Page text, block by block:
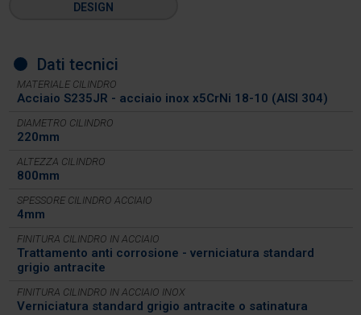
DESIGN
Dati tecnici
MATERIALE CILINDRO
Acciaio S235JR - acciaio inox x5CrNi 18-10 (AISI 304)
DIAMETRO CILINDRO
220mm
ALTEZZA CILINDRO
800mm
SPESSORE CILINDRO ACCIAIO
4mm
FINITURA CILINDRO IN ACCIAIO
Trattamento anti corrosione - verniciatura standard
grigio antracite
FINITURA CILINDRO IN ACCIAIO INOX
Verniciatura standard grigio antracite o satinatura